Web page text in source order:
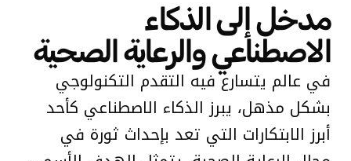
مدخل إلى الذكاء
الاصطناعي والرعاية الصحية
في عالم يتسارع فيه التقدم التكنولوجي
بشكل مذهل، يبرز الذكاء الاصطناعي كأحد
أبرز الابتكارات التي تعد بإحداث ثورة في